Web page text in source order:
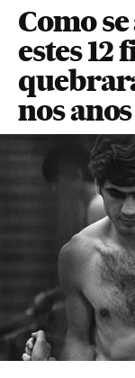
Como
estes 12
nos